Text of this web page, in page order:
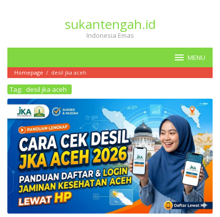
sukantengah.id
Indonesia Emas
MENU
Homepage / desil jka aceh
Tag: desil jka aceh